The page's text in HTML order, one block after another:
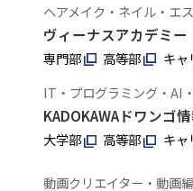
ヘアメイク・ネイル・エ
ヴィーナスアカデミー
専門部 高等部
キャ
IT・プログラミング・AI
KADOKAWAドワンゴ
大学部 高等部 キャ
動画クリエイター・動画